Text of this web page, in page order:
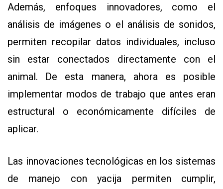
Además, enfoques innovadores, como el
análisis de imágenes o el análisis de sonidos,
permiten recopilar datos individuales, incluso
sin estar conectados directamente con el
animal. De esta manera, ahora es posible
implementar modos de trabajo que antes eran
estructural o económicamente difíciles de
aplicar.
Las innovaciones tecnológicas en los sistemas
de manejo con yacija permiten cumplir,